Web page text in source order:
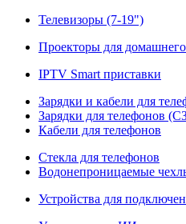
Телевизоры (7-19")
Проекторы для домашнего
IPTV Smart приставки
Зарядки и кабели для
Зарядки для телефонов
Кабели для телефонов
Стекла для телефонов
Водонепроницаемые
Устройства для